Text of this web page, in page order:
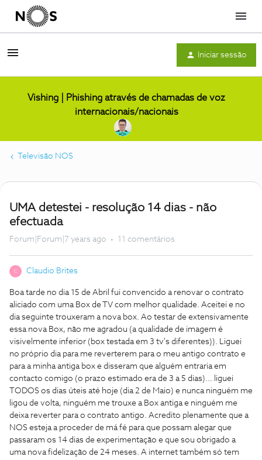
Menu
Iniciar sessão
Vishing | Phishing através de chamadas de voz
internacionais/nacionais
Televisão NOS
UMA detestei - resolução 14 dias - não
efectuada
Forum|Forum|7 years ago 11 comentários
C Claudio Brites
Boa tarde no dia 15 de Abril fui convencido a renovar o contrato
aliciado com uma Box de TV com melhor qualidade. Aceitei e no
dia seguinte trouxeram a nova box. Ao testar de extensivamente
essa nova Box, não me agradou (a qualidade de imagem é
visivelmente inferior (box testada em 3 tv's diferentes)). Liguei
no próprio dia para me reverterem para o meu antigo contrato e
para a minha antiga box e disseram que alguém entraria em
contacto comigo (o prazo estimado era de 3 a 5 dias)... liguei
TODOS os dias úteis até hoje (dia 2 de Maio) e nunca ninguém me
ligou de volta, ninguém me trouxe a Box antiga e ninguém me
deixa reverter para o contrato antigo. Acredito plenamente que a
NOS esteja a proceder de má fé para que possam alegar que
passaram os 14 dias de experimentação e que sou obrigado a
uma nova fidelização de 24 meses. A internet também só tem